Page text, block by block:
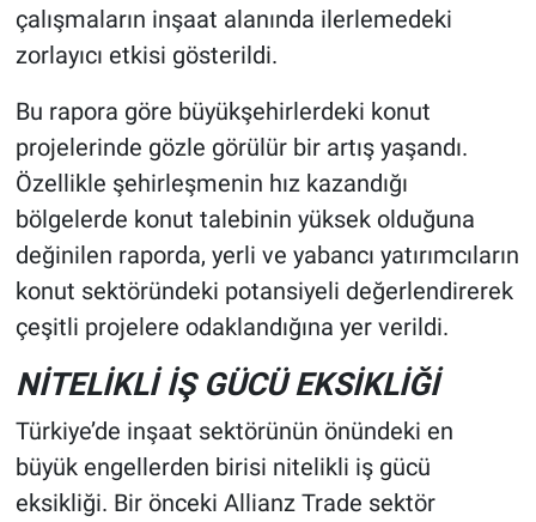
çalışmaların inşaat alanında ilerlemedeki
zorlayıcı etkisi gösterildi.
Bu rapora göre büyükşehirlerdeki konut
projelerinde gözle görülür bir artış yaşandı.
Özellikle şehirleşmenin hız kazandığı
bölgelerde konut talebinin yüksek olduğuna
değinilen raporda, yerli ve yabancı yatırımcıların
konut sektöründeki potansiyeli değerlendirerek
çeşitli projelere odaklandığına yer verildi.
NİTELİKLİ İŞ GÜCÜ EKSİKLİĞİ
Türkiye’de inşaat sektörünün önündeki en
büyük engellerden birisi nitelikli iş gücü
eksikliği. Bir önceki Allianz Trade sektör